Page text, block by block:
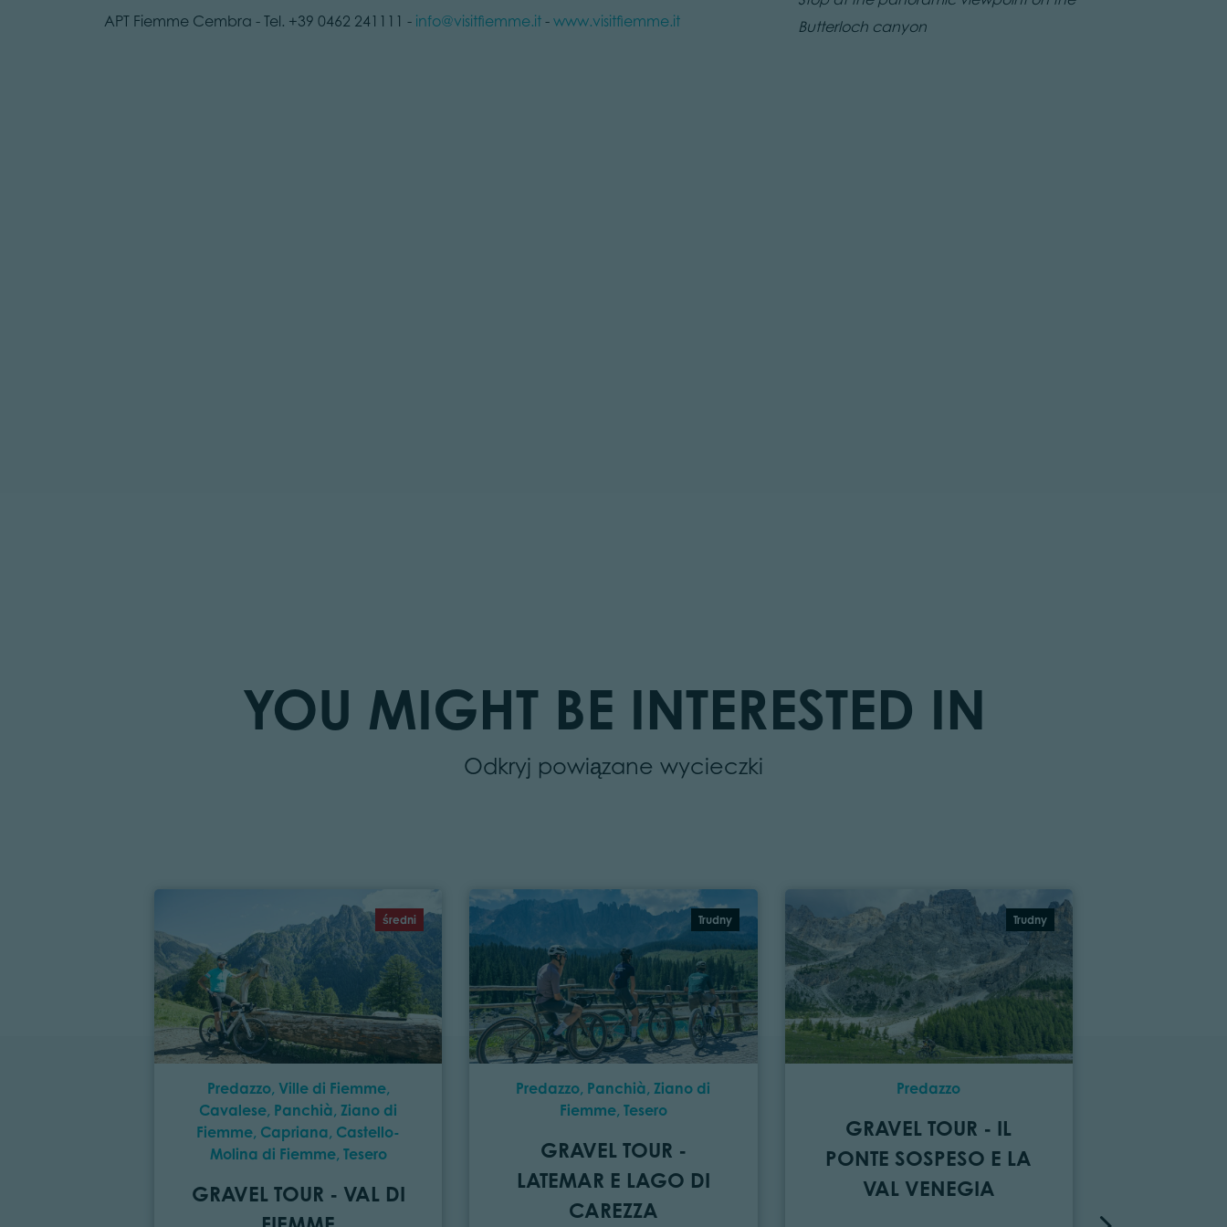
APT Fiemme Cembra - Tel. +39 0462 241111 - info@visitfiemme.it - www.visitfiemme.it
Butterloch canyon
YOU MIGHT BE INTERESTED IN
Odkryj powiązane wycieczki
średni
Predazzo, Ville di Fiemme,
Cavalese, Panchià, Ziano di
Fiemme, Capriana, Castello-
Molina di Fiemme, Tesero
GRAVEL TOUR - VAL DI
Trudny
Predazzo, Panchià, Ziano di
Fiemme, Tesero
GRAVEL TOUR -
LATEMAR E LAGO DI
CAREZZA
Trudny
Predazzo
GRAVEL TOUR - IL
PONTE SOSPESO E LA
VAL VENEGIA